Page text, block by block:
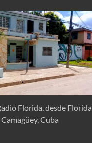
Florida, desde Florida,
Camagüey, Cuba